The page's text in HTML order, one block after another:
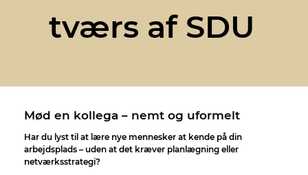
tværs af SDU
Mød en kollega – nemt og uformelt
Har du lyst til at lære nye mennesker at kende på din
arbejdsplads – uden at det kræver planlægning eller
netværksstrategi?